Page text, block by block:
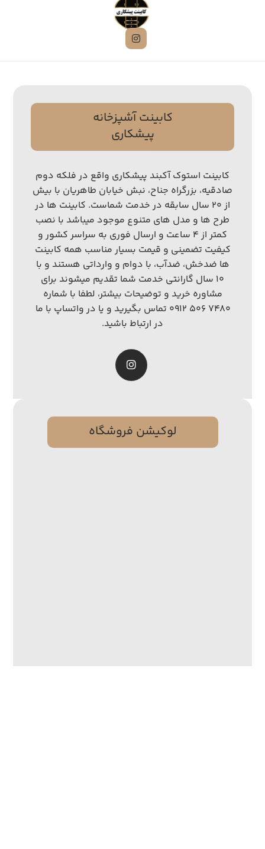
کابینت آشپزخانه
پیشکاری
کابینت استوک آکبند پیشکاری واقع در فلکه دوم
صادقیه، بزرگراه جناح، نبش خیابان طاهریان با بیش
از ۲۰ سال سابقه در خدمت شماست. کابینت ها در
طرح ها و مدل های متنوع موجود میباشد با نصب
کمتر از ۴ ساعت و ارسال فوری به سراسر کشور و
کیفیت تضمینی و قیمت بسیار مناسب همه کابینت
ها ضدخش، ضدآب، با دوام و وارداتی هستند و با
۱۰ سال گارانتی خدمت شما تقدیم میشوند برای
مشاوره خرید و توضیحات بیشتر، لطفا با شماره
۷۴۸۰ ۵۰۶ ۰۹۱۲ تماس بگیرید و یا در واتساپ با ما
در ارتباط باشید.
لوکیشن فروشگاه